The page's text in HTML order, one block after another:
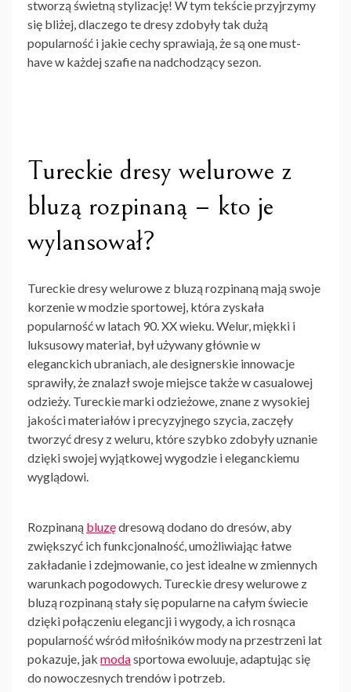
stworzą świetną stylizację! W tym tekście przyjrzymy
się bliżej, dlaczego te dresy zdobyły tak dużą
popularność i jakie cechy sprawiają, że są one must-
have w każdej szafie na nadchodzący sezon.
Tureckie dresy welurowe z
bluzą rozpinaną – kto je
wylansował?
Tureckie dresy welurowe z bluzą rozpinanąmają swoje
korzenie w modzie sportowej, która zyskała
popularność w latach 90. XX wieku. Welur, miękki i
luksusowy materiał, był używany głównie w
eleganckich ubraniach, ale designerskie innowacje
sprawiły, że znalazł swoje miejsce także w casualowej
odzieży. Tureckie marki odzieżowe, znane z wysokiej
jakości materiałów i precyzyjnego szycia, zaczęły
tworzyć dresy z weluru, które szybko zdobyły uznanie
dzięki swojej wyjątkowej wygodzie i eleganckiemu
wyglądowi.
Rozpinaną bluzędresową dodano do dresów, aby
zwiększyć ich funkcjonalność, umożliwiając łatwe
zakładanie i zdejmowanie, co jest idealne w zmiennych
warunkach pogodowych. Tureckie dresy welurowe z
bluzą rozpinanąstały się popularne na całym świecie
dzięki połączeniu elegancji i wygody, a ich rosnąca
popularność wśród miłośników mody na przestrzeni lat
pokazuje, jak modasportowa ewoluuje, adaptując się
do nowoczesnych trendów i potrzeb.